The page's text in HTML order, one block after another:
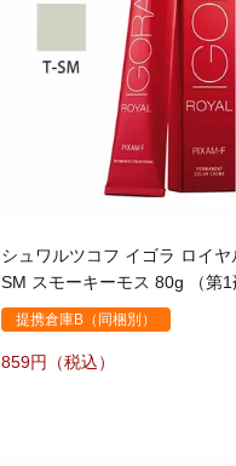
シュワルツコフ イゴラ ロイ
SM スモーキーモス 80g （第
提携倉庫B（同梱別）
859